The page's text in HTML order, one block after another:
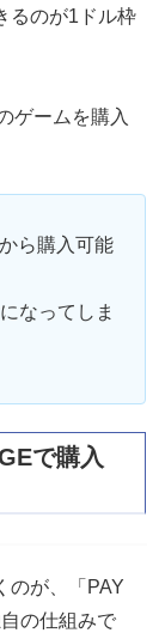
るのが1ドル枠
ゲームを購入
ら購入可能
なってしま
で購入
のが、「PAY
の仕組みで